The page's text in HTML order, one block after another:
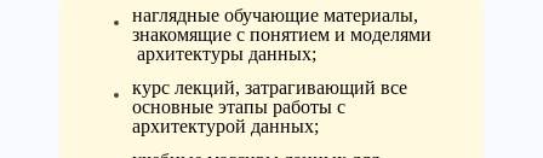
наглядные обучающие материалы,
знакомящие с понятием и моделями
архитектуры данных;
курс лекций, затрагивающий все
основные этапы работы с
архитектурой данных;